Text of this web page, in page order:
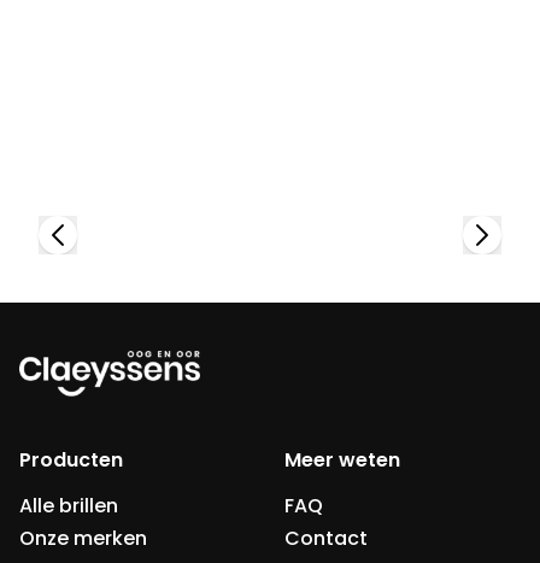
Producten
Alle brillen
Onze merken
Meer weten
FAQ
Contact